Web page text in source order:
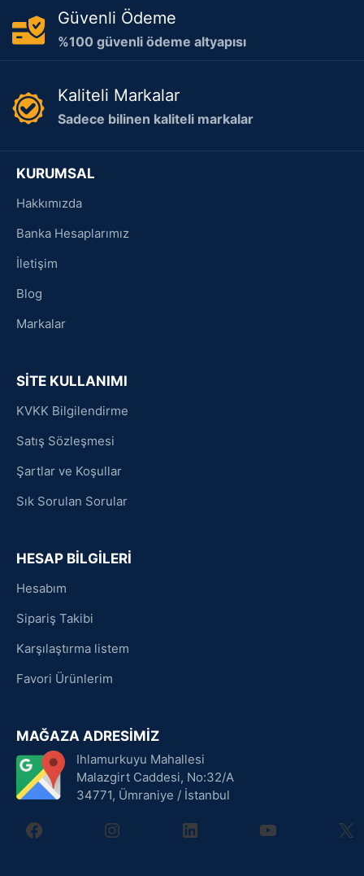
Güvenli Ödeme
%100 güvenli ödeme altyapısı
Kaliteli Markalar
Sadece bilinen kaliteli markalar
KURUMSAL
Hakkımızda
Banka Hesaplarımız
İletişim
Blog
Markalar
SİTE KULLANIMI
KVKK Bilgilendirme
Satış Sözleşmesi
Şartlar ve Koşullar
Sık Sorulan Sorular
HESAP BİLGİLERİ
Hesabım
Sipariş Takibi
Karşılaştırma listem
Favori Ürünlerim
MAĞAZA ADRESİMİZ
Ihlamurkuyu Mahallesi
Malazgirt Caddesi, No:32/A
34771, Ümraniye / İstanbul
facebookinstagramlinkedin youtube X